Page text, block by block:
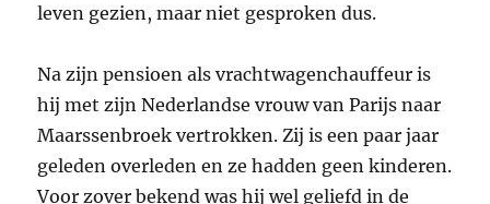
leven gezien, maar niet gesproken dus.
Na zijn pensioen als vrachtwagenchauffeur is
hij met zijn Nederlandse vrouw van Parijs naar
Maarssenbroek vertrokken. Zij is een paar jaar
geleden overleden en ze hadden geen kinderen.
Voor zover bekend was hij wel geliefd in de